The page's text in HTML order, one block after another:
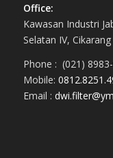
Office:
Kawasan Industri
Selatan IV,
Phone : (021)
Mobile:
Email :